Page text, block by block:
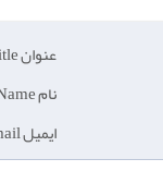
عنوان Title:
نام Name:
ایمیل Email: